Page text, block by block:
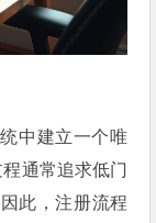
中建立一个唯
通常追求低门
此，注册流程